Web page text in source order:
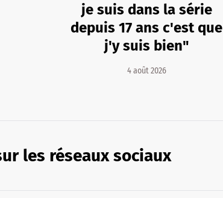
je suis dans la série
depuis 17 ans c'est que
j'y suis bien"
4 août 2026
les réseaux sociaux